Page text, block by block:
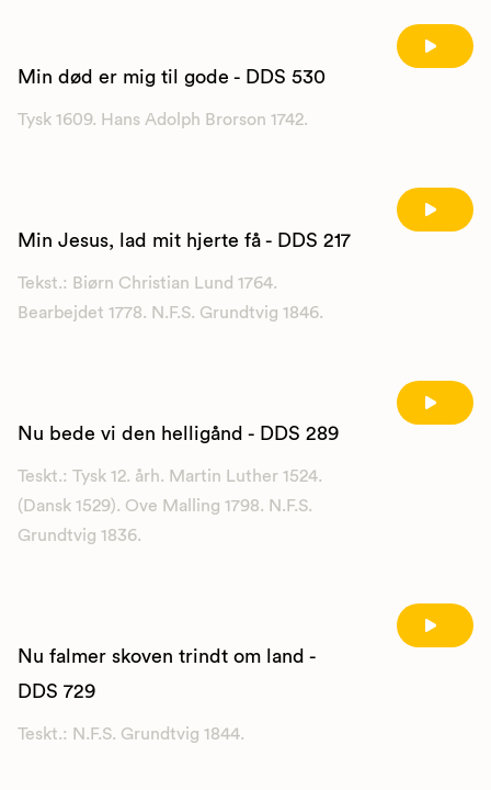
Min død er mig til gode - DDS 530
Tysk 1609. Hans Adolph Brorson 1742.
Min Jesus, lad mit hjerte få - DDS 217
Tekst.: Biørn Christian Lund 1764.
Bearbejdet 1778. N.F.S. Grundtvig 1846.
Nu bede vi den helligånd - DDS 289
Teskt.: Tysk 12. årh. Martin Luther 1524.
(Dansk 1529). Ove Malling 1798. N.F.S.
Grundtvig 1836.
Nu falmer skoven trindt om land -
DDS 729
Teskt.: N.F.S. Grundtvig 1844.